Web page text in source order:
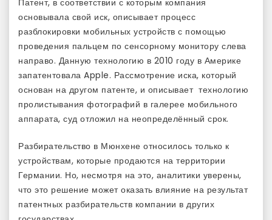
основывала свой иск, описывает процесс
разблокировки мобильных устройств с помощью
проведения пальцем по сенсорному монитору слева
направо. Данную технологию в 2010 году в Америке
запатентовала Apple. Рассмотрение иска, который
основан на другом патенте, и описывает технологию
пролистывания фотографий в галерее мобильного
аппарата, суд отложил на неопределённый срок.
Разбирательство в Мюнхене относилось только к
устройствам, которые продаются на территории
Германии. Но, несмотря на это, аналитики уверены,
что это решение может оказать влияние на результат
патентных разбирательств компании в других